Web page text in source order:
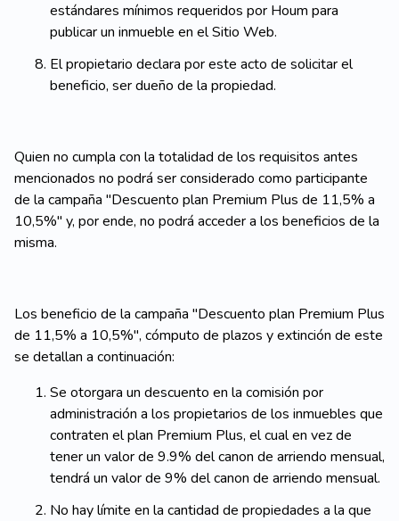
estándares mínimos requeridos por Houm para
publicar un inmueble en el Sitio Web.
El propietario declara por este acto de solicitar el
beneficio, ser dueño de la propiedad.
Quien no cumpla con la totalidad de los requisitos antes
mencionados no podrá ser considerado como participante
de la campaña "Descuento plan Premium Plus de 11,5% a
10,5%" y, por ende, no podrá acceder a los beneficios de la
misma.
Los beneficio de la campaña "Descuento plan Premium Plus
de 11,5% a 10,5%", cómputo de plazos y extinción de este
se detallan a continuación:
Se otorgara un descuento en la comisión por
administración a los propietarios de los inmuebles que
contraten el plan Premium Plus, el cual en vez de
tener un valor de 9.9% del canon de arriendo mensual,
tendrá un valor de 9% del canon de arriendo mensual.
No hay límite en la cantidad de propiedades a la que